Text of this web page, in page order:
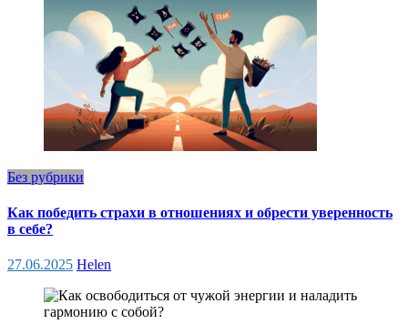
Без рубрики
Как победить страхи в отношениях и обрести уверенность
в себе?
27.06.2025 Helen